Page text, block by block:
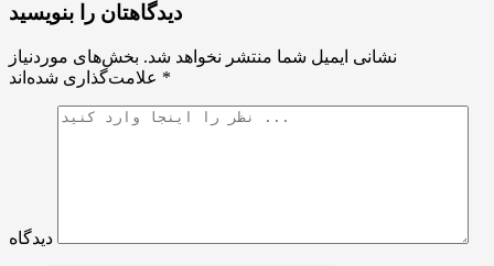
دیدگاهتان را بنویسید
نشانی ایمیل شما منتشر نخواهد شد. بخش‌های موردنیاز
*
دیدگاه